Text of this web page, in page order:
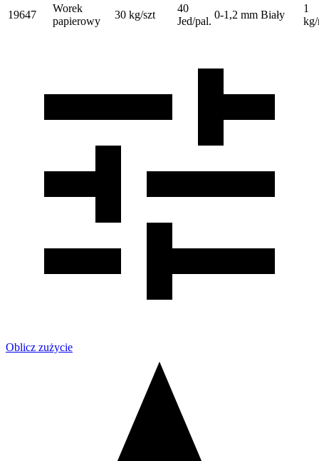
19647
Worek
papierowy
30 kg/szt
40
Jed/pal.
0-1,2 mm Biały
1
kg/
Oblicz zużycie